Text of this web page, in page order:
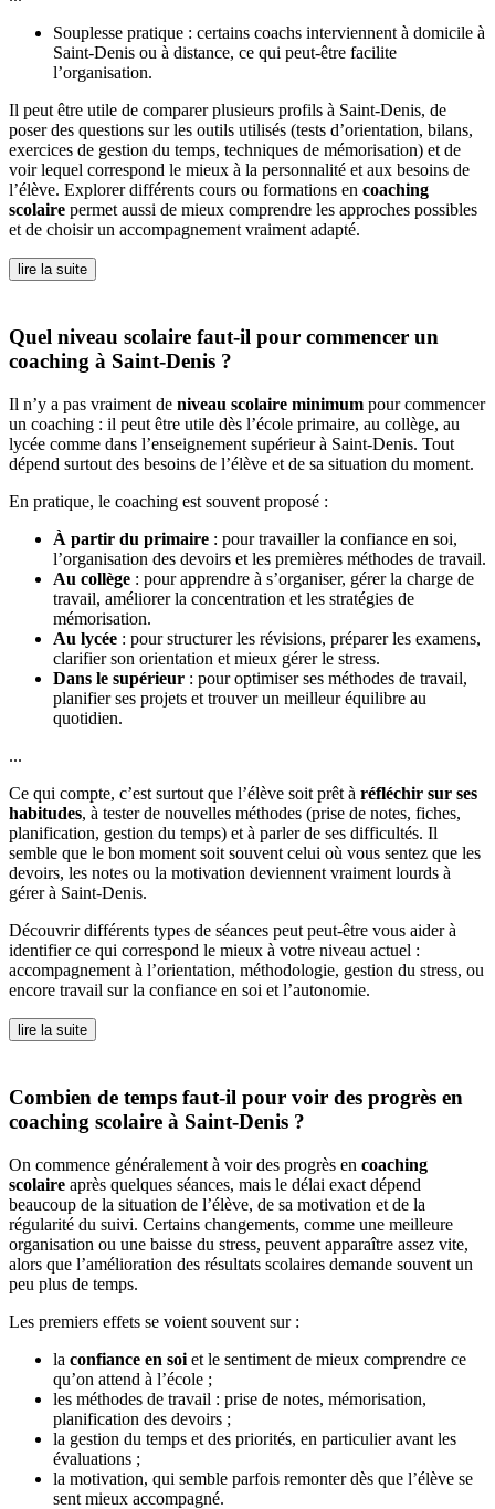
Souplesse pratique : certains coachs interviennent à domicile à
Saint-Denis ou à distance, ce qui peut-être facilite
l’organisation.
Il peut être utile de comparer plusieurs profils à Saint-Denis, de
poser des questions sur les outils utilisés (tests d’orientation, bilans,
exercices de gestion du temps, techniques de mémorisation) et de
voir lequel correspond le mieux à la personnalité et aux besoins de
l’élève. Explorer différents cours ou formations en coaching
scolaire permet aussi de mieux comprendre les approches possibles
et de choisir un accompagnement vraiment adapté.
lire la suite
Quel niveau scolaire faut-il pour commencer un
coaching à Saint-Denis ?
Il n’y a pas vraiment de niveau scolaire minimum pour commencer
un coaching : il peut être utile dès l’école primaire, au collège, au
lycée comme dans l’enseignement supérieur à Saint-Denis. Tout
dépend surtout des besoins de l’élève et de sa situation du moment.
En pratique, le coaching est souvent proposé :
À partir du primaire : pour travailler la confiance en soi,
l’organisation des devoirs et les premières méthodes de travail.
Au collège : pour apprendre à s’organiser, gérer la charge de
travail, améliorer la concentration et les stratégies de
mémorisation.
Au lycée : pour structurer les révisions, préparer les examens,
clarifier son orientation et mieux gérer le stress.
Dans le supérieur : pour optimiser ses méthodes de travail,
planifier ses projets et trouver un meilleur équilibre au
quotidien.
...
Ce qui compte, c’est surtout que l’élève soit prêt à réfléchir sur ses
habitudes, à tester de nouvelles méthodes (prise de notes, fiches,
planification, gestion du temps) et à parler de ses difficultés. Il
semble que le bon moment soit souvent celui où vous sentez que les
devoirs, les notes ou la motivation deviennent vraiment lourds à
gérer à Saint-Denis.
Découvrir différents types de séances peut peut-être vous aider à
identifier ce qui correspond le mieux à votre niveau actuel :
accompagnement à l’orientation, méthodologie, gestion du stress, ou
encore travail sur la confiance en soi et l’autonomie.
lire la suite
Combien de temps faut-il pour voir des progrès en
coaching scolaire à Saint-Denis ?
On commence généralement à voir des progrès en coaching
scolaire après quelques séances, mais le délai exact dépend
beaucoup de la situation de l’élève, de sa motivation et de la
régularité du suivi. Certains changements, comme une meilleure
organisation ou une baisse du stress, peuvent apparaître assez vite,
alors que l’amélioration des résultats scolaires demande souvent un
peu plus de temps.
Les premiers effets se voient souvent sur :
la confiance en soi et le sentiment de mieux comprendre ce
qu’on attend à l’école ;
les méthodes de travail : prise de notes, mémorisation,
planification des devoirs ;
la gestion du temps et des priorités, en particulier avant les
évaluations ;
la motivation, qui semble parfois remonter dès que l’élève se
sent mieux accompagné.